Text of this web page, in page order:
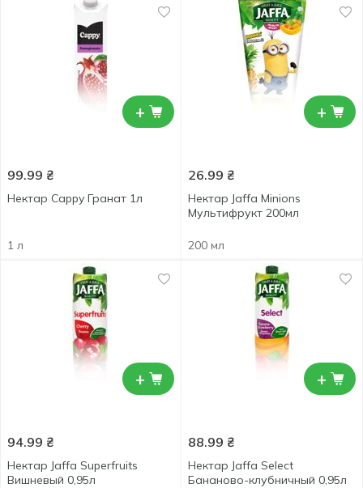
+
99.99 ₴
Нектар Cappy Гранат 1л
1 л
+
26.99 ₴
Нектар Jaffa Minions
Мультифрукт 200мл
200 мл
+
94.99 ₴
Нектар Jaffa Superfruits
Вишневый 0,95л
+
88.99 ₴
Нектар Jaffa Select
Бананово-клубничный 0,95л